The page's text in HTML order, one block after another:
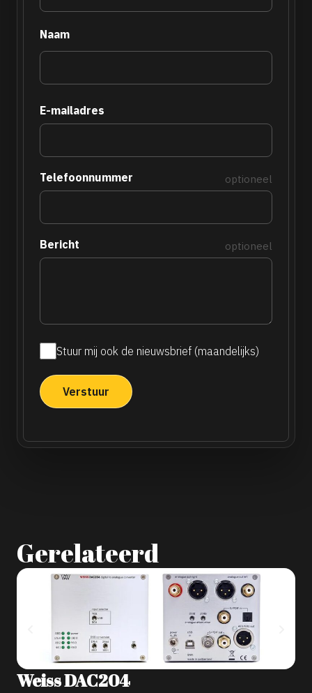
Naam
E-mailadres
Telefoonnummer optioneel
Bericht optioneel
Maandelijkse
nieuwsbrief
Stuur mij ook de nieuwsbrief (maandelijks)
Gerelateerd
Weiss DAC204